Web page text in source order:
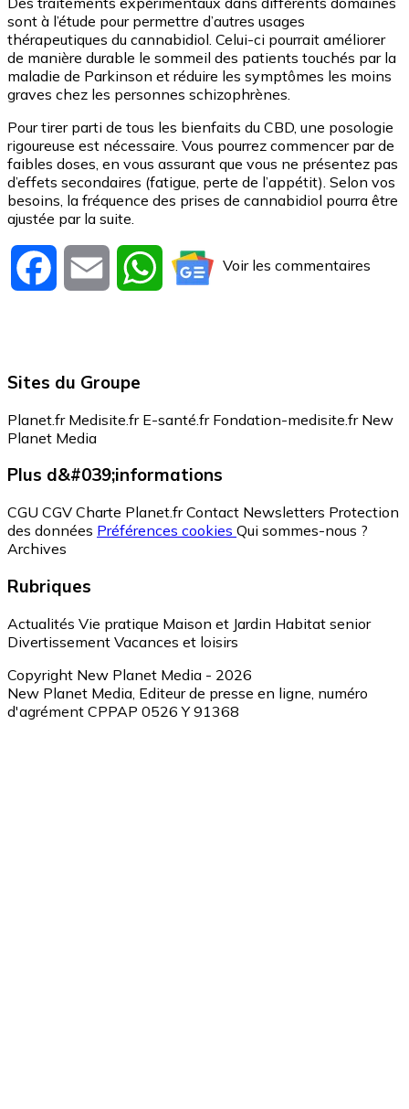
sont à l’étude pour permettre d’autres usages
thérapeutiques du cannabidiol. Celui-ci pourrait améliorer
de manière durable le sommeil des patients touchés par la
maladie de Parkinson et réduire les symptômes les moins
graves chez les personnes schizophrènes.
Pour tirer parti de tous les bienfaits du CBD, une posologie
rigoureuse est nécessaire. Vous pourrez commencer par de
faibles doses, en vous assurant que vous ne présentez pas
d’effets secondaires (fatigue, perte de l’appétit). Selon vos
besoins, la fréquence des prises de cannabidiol pourra être
ajustée par la suite.
Facebook Email WhatsAppVoir les commentaires
Sites du Groupe
Planet.fr Medisite.fr E-santé.fr Fondation-medisite.fr New
Planet Media
Plus d&#039;informations
CGU CGV Charte Planet.fr Contact Newsletters Protection
des données Préférences cookies Qui sommes-nous ?
Archives
Rubriques
Actualités Vie pratique Maison et Jardin Habitat senior
Divertissement Vacances et loisirs
Copyright New Planet Media - 2026
New Planet Media, Editeur de presse en ligne, numéro
d'agrément CPPAP 0526 Y 91368